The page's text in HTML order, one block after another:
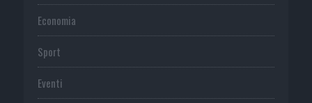
Economia
Sport
Eventi